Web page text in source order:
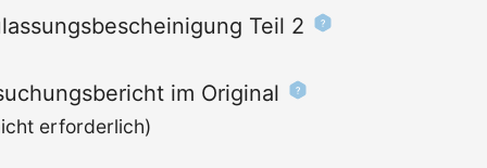
Teil 2
im Original
erforderlich)